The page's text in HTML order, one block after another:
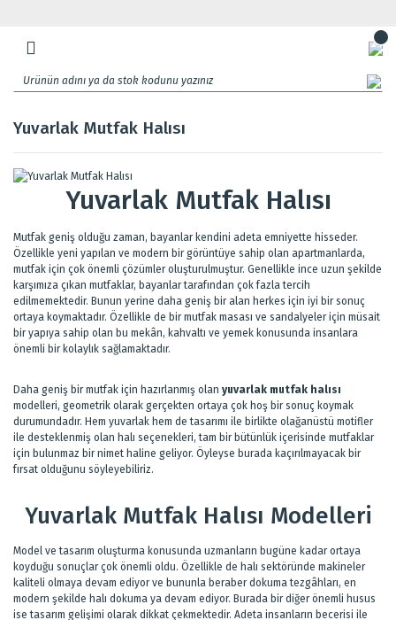
Yuvarlak Mutfak Halısı
Yuvarlak Mutfak Halısı
Mutfak geniş olduğu zaman, bayanlar kendini adeta emniyette hisseder.
Özellikle yeni yapılan ve modern bir görüntüye sahip olan apartmanlarda,
mutfak için çok önemli çözümler oluşturulmuştur. Genellikle ince uzun şekilde
karşımıza çıkan mutfaklar, bayanlar tarafından çok fazla tercih
edilmemektedir. Bunun yerine daha geniş bir alan herkes için iyi bir sonuç
ortaya koymaktadır. Özellikle de bir mutfak masası ve sandalyeler için müsait
bir yapıya sahip olan bu mekân, kahvaltı ve yemek konusunda insanlara
önemli bir kolaylık sağlamaktadır.
Daha geniş bir mutfak için hazırlanmış olan yuvarlak mutfak halısı
modelleri, geometrik olarak gerçekten ortaya çok hoş bir sonuç koymak
durumundadır. Hem yuvarlak hem de tasarımı ile birlikte olağanüstü motifler
ile desteklenmiş olan halı seçenekleri, tam bir bütünlük içerisinde mutfaklar
için bulunmaz bir nimet haline geliyor. Öyleyse burada kaçırılmayacak bir
fırsat olduğunu söyleyebiliriz.
Yuvarlak Mutfak Halısı Modelleri
Model ve tasarım oluşturma konusunda uzmanların bugüne kadar ortaya
koyduğu sonuçlar çok önemli oldu. Özellikle de halı sektöründe makineler
kaliteli olmaya devam ediyor ve bununla beraber dokuma tezgâhları, en
modern şekilde halı dokuma ya devam ediyor. Burada bir diğer önemli husus
ise tasarım gelişimi olarak dikkat çekmektedir. Adeta insanların becerisi ile